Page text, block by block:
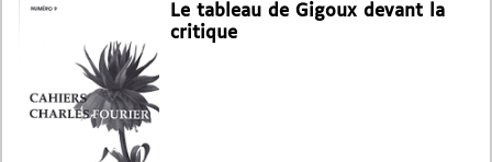
Le tableau de Gigoux devant la
critique